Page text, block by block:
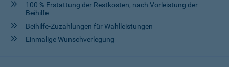
100 % Erstattung der Restkosten, nach Vorleistung der
Beihilfe
Beihilfe-Zuzahlungen für Wahlleistungen
Einmalige Wunschverlegung